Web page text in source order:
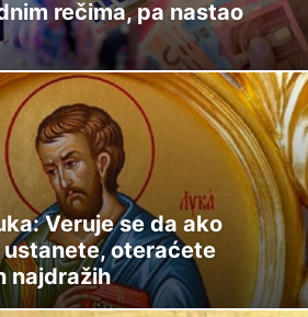
rečima, pa nastao
Veruje se da ako
oteraćete
najdražih